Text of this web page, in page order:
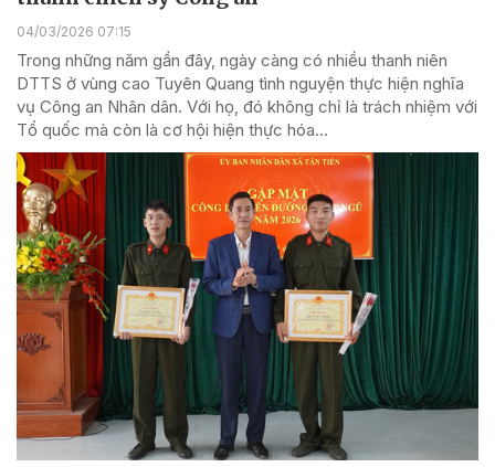
04/03/2026 07:15
Trong những năm gần đây, ngày càng có nhiều thanh niên
DTTS ở vùng cao Tuyên Quang tình nguyện thực hiện nghĩa
vụ Công an Nhân dân. Với họ, đó không chỉ là trách nhiệm với
Tổ quốc mà còn là cơ hội hiện thực hóa...